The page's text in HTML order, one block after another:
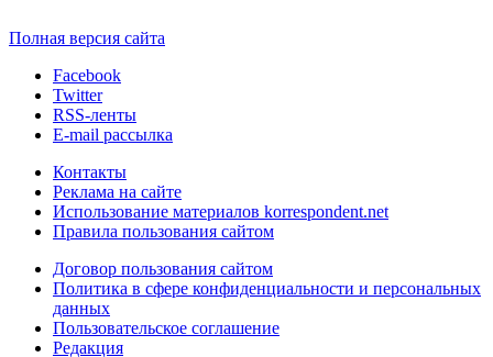
Полная версия сайта
Facebook
Twitter
RSS-ленты
E-mail рассылка
Контакты
Реклама на сайте
Использование материалов korrespondent.net
Правила пользования сайтом
Договор пользования сайтом
Политика в сфере конфиденциальности и персональных
данных
Пользовательское соглашение
Редакция